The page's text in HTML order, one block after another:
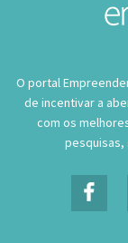
O portal
de incentivar a
com os
pesquisas,